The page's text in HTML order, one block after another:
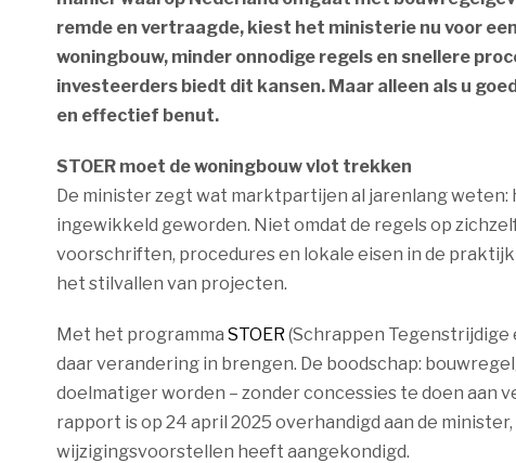
remde en vertraagde, kiest het ministerie nu voor
woningbouw, minder onnodige regels en snellere
investeerders biedt dit kansen. Maar alleen als u
en effectief benut.
STOER moet de woningbouw vlot trekken
De minister zegt wat marktpartijen al jarenlang
ingewikkeld geworden. Niet omdat de regels op
voorschriften, procedures en lokale eisen in de
het stilvallen van projecten.
Met het programma STOER (Schrappen Tegenstrijdige
daar verandering in brengen. De boodschap:
doelmatiger worden – zonder concessies te doen aan
rapport is op 24 april 2025 overhandigd aan de
wijzigingsvoorstellen heeft aangekondigd.